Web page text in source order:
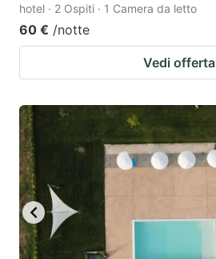
hotel · 2 Ospiti · 1 Camera da letto
60 € /notte
Vedi offerta